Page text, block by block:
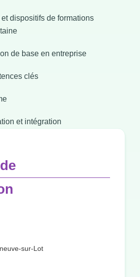
dispositifs de formations
de base en entreprise
clés
et intégration
sur-Lot